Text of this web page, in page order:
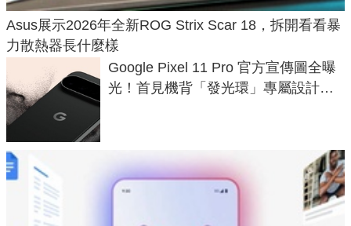
Asus展示2026年全新ROG Strix Scar 18，拆開看看暴
力散熱器長什麼樣
Google Pixel 11 Pro 官方宣傳圖全曝
光！首見機背「發光環」專屬設計、